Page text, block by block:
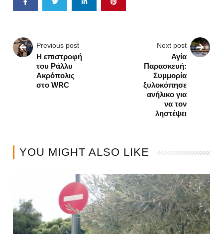
Previous post
Η επιστροφή
του Ράλλυ
Ακρόπολις
στο WRC
Next post
Αγία
Παρασκευή:
Συμμορία
ξυλοκόπησε
ανήλικο για
να τον
ληστέψει
YOU MIGHT ALSO LIKE